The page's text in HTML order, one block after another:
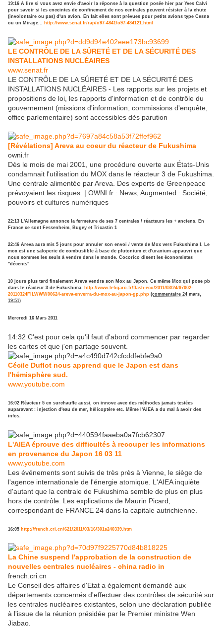
19:16 A lire si vous avez envie d'avoir la réponse à la question posée hier par Yves Calvi
pour savoir si les enceintes de confinement de nos centrales peuvent résister à la chute
(involontaire ou pas) d'un avion. En fait elles sont prévues pour petits avions type Cesna
ou un Mirage... http://www.senat.fr/rap/o97-4841/o97-484121.html
LE CONTRÔLE DE LA SÛRETÉ ET DE LA SÉCURITÉ DES
INSTALLATIONS NUCLÉAIRES
www.senat.fr
LE CONTRÔLE DE LA SÛRETÉ ET DE LA SÉCURITÉ DES
INSTALLATIONS NUCLÉAIRES - Les rapports sur les projets et
propositions de loi, les rapports d'information et de contrôle du
gouvernement (missions d'information, commissions d'enquête,
office parlementaire) sont accessibles dès parution
[Révélations] Areva au coeur du réacteur de Fukushima
owni.fr
Dès le mois de mai 2001, une procédure ouverte aux États-Unis
condamnait l'utilisation du MOX dans le réacteur 3 de Fukushima.
Une centrale alimentée par Areva. Des experts de Greenpeace
prévoyaient les risques. | OWNI.fr : News, Augmented : Société,
pouvoirs et cultures numériques
22:13 L'Allemagne annonce la fermeture de ses 7 centrales / réacteurs les + anciens. En
France ce sont Fessenheim, Bugey et Tricastin 1
22:46 Areva aura mis 5 jours pour annuler son envoi / vente de Mox vers Fukushima I. Le
mox est une saloperie de combustible à base de plutonium et d'uranium appauvri que
nous sommes les seuls à vendre dans le monde. Cocorico disent les économistes
"décents"
10 jours plus tard finalement Areva vendra son Mox au Japon. Ce même Mox qui pose pb
dans le réacteur 3 de Fukushima. http://www.lefigaro.fr/flash-eco/2011/03/24/97002-
20110324FILWWW00624-areva-enverra-du-mox-au-japon-gp.php (commentaire 24 mars,
19:51)
Mercredi 16 Mars 2011
14:32 C'est pour cela qu'il faut d'abord commencer par regarder
les cartes et que j'en partage souvent.
Cécile Duflot nous apprend que le Japon est dans
l'hémisphère sud.
www.youtube.com
16:02 Réacteur 5 en surchauffe aussi, on innove avec des méthodes jamais testées
auparavant : injection d'eau de mer, hélicoptère etc. Même l'AIEA a du mal à avoir des
infos.
L'AIEA éprouve des difficultés à recouper les informations
en provenance du Japon 16 03 11
www.youtube.com
Les événements sont suivis de très près à Vienne, le siège de
l'agence internationale de l'énergie atomique. L'AIEA inquiète
d'autant que la centrale de Fukushima semble de plus en plus
hors de contrôle. Les explications de Maurin Picard,
correspondant de FRANCE 24 dans la capitale autrichienne.
16:05 http://french.cri.cn/621/2011/03/16/301s240339.htm
La Chine suspend l'approbation de la construction de
nouvelles centrales nucléaires - china radio in
french.cri.cn
Le Conseil des affaires d'Etat a également demandé aux
départements concernés d'effectuer des contrôles de sécurité sur
les centrales nucléaires existantes, selon une déclaration publiée
à l'issue de la réunion présidée par le Premier ministre Wen
Jiabao.